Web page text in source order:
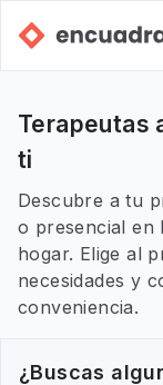
Terapeutas
ti
Descubre a tu
o presencial en
hogar. Elige al
necesidades y
conveniencia.
¿Buscas